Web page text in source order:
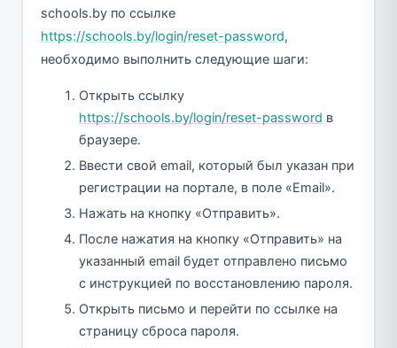
schools.by по ссылке
https://schools.by/login/reset-password,
необходимо выполнить следующие шаги:
Открыть ссылку
https://schools.by/login/reset-password в
браузере.
Ввести свой email, который был указан при
регистрации на портале, в поле «Email».
Нажать на кнопку «Отправить».
После нажатия на кнопку «Отправить» на
указанный email будет отправлено письмо
с инструкцией по восстановлению пароля.
Открыть письмо и перейти по ссылке на
страницу сброса пароля.